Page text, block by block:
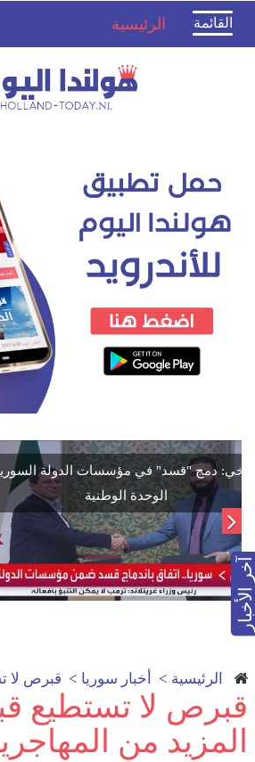
Toggle
navigation
القائمة الرئيسية
آخر الأخبار
اتفاق تاريخي: دمج "قسد" في مؤسسات
الوحدة الوطنية
الرئيسية > أخبار سوريا > قبرص لا
قبرص لا تستطيع
المزيد من